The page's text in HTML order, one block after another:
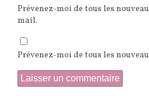
Prévenez-moi de tous les
mail.
Prévenez-moi de tous les